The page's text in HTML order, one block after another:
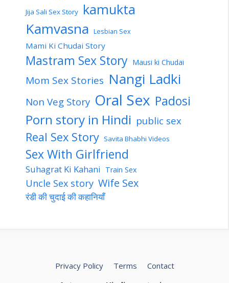
Jija Sali Sex Story kamukta
Kamvasna Lesbian Sex
Mami Ki Chudai Story
Mastram Sex Story Mausi ki Chudai
Mom Sex Stories Nangi Ladki
Non Veg Story Oral Sex Padosi
Porn story in Hindi public sex
Real Sex Story Savita Bhabhi Videos
Sex With Girlfriend
Suhagrat Ki Kahani Train Sex
Uncle Sex story Wife Sex
रंडी की चुदाई की कहानियाँ
Privacy Policy Terms
Contact